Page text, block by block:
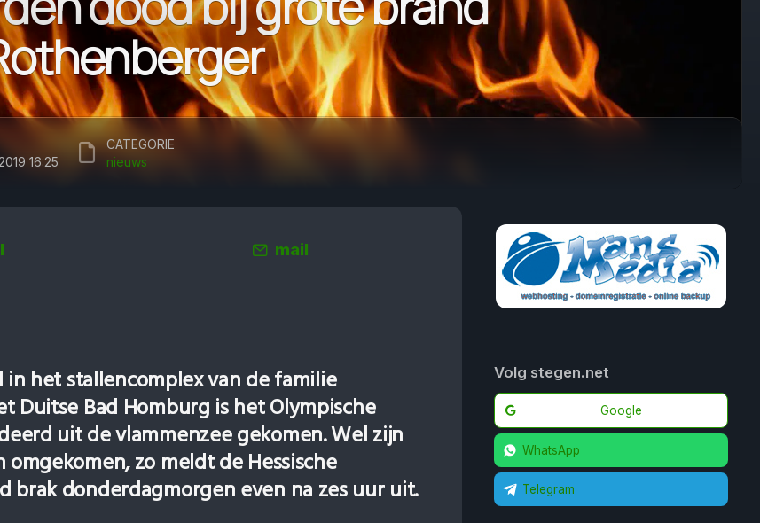
16:25
CATEGORIE
nieuws
mail
het stallencomplex van de familie
Duitse Bad Homburg is het Olympische
uit de vlammenzee gekomen. Wel zijn
zo meldt de Hessische
brak donderdagmorgen even na zes uur uit.
Volg stegen.net
Google
WhatsApp
Telegram